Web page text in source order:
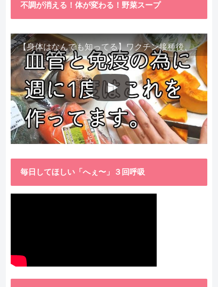
不調が消える！体が変わる！野菜スープ
【身体はなんでも知ってる】ワクチン接種後、異常に食べたくなった野菜が細胞回復に貢献してくれました。
毎日してほしい「へぇ〜」３回呼吸